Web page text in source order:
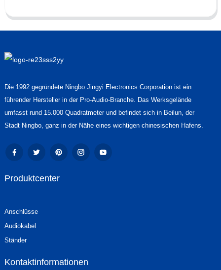
Die 1992 gegründete Ningbo Jingyi Electronics Corporation ist ein
führender Hersteller in der Pro-Audio-Branche. Das Werksgelände
umfasst rund 15.000 Quadratmeter und befindet sich in Beilun, der
Stadt Ningbo, ganz in der Nähe eines wichtigen chinesischen Hafens.
Produktcenter
Anschlüsse
Audiokabel
Ständer
Kontaktinformationen